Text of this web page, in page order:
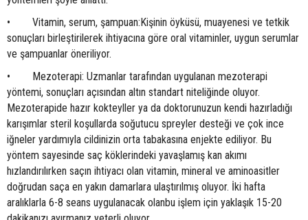
• Vitamin, serum, şampuan:Kişinin öyküsü, muayenesi ve tetkik
sonuçları birleştirilerek ihtiyacına göre oral vitaminler, uygun serumlar
ve şampuanlar öneriliyor.
• Mezoterapi: Uzmanlar tarafından uygulanan mezoterapi
yöntemi, sonuçları açısından altın standart niteliğinde oluyor.
Mezoterapide hazır kokteyller ya da doktorunuzun kendi hazırladığı
karışımlar steril koşullarda soğutucu spreyler desteği ve çok ince
iğneler yardımıyla cildinizin orta tabakasına enjekte ediliyor. Bu
yöntem sayesinde saç köklerindeki yavaşlamış kan akımı
hızlandırılırken saçın ihtiyacı olan vitamin, mineral ve aminoasitler
doğrudan saça en yakın damarlara ulaştırılmış oluyor. İki hafta
aralıklarla 6-8 seans uygulanacak olanbu işlem için yaklaşık 15-20